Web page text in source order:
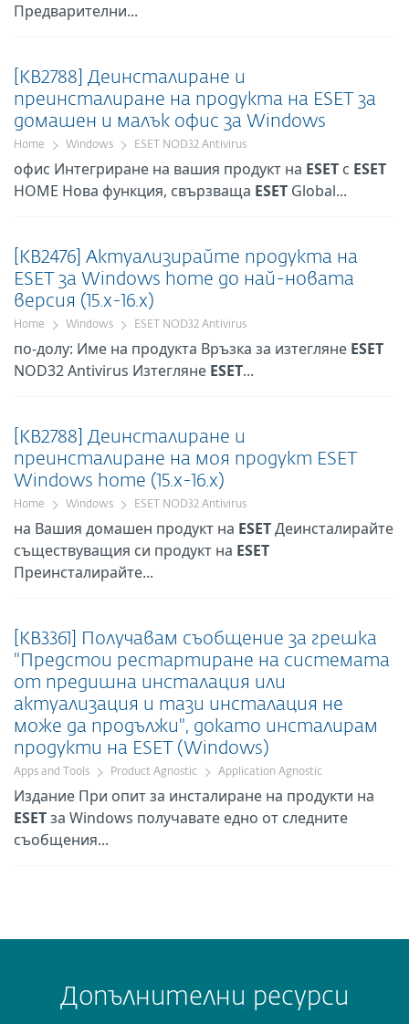
Предварителни...
[KB2788] Деинсталиране и
преинсталиране на продукта на ESET за
домашен и малък офис за Windows
Home Windows ESET NOD32 Antivirus
офис Интегриране на вашия продукт на ESET с ESET
HOME Нова функция, свързваща ESET Global...
[KB2476] Актуализирайте продукта на
ESET за Windows home до най-новата
версия (15.x-16.x)
Home Windows ESET NOD32 Antivirus
по-долу: Име на продукта Връзка за изтегляне ESET
NOD32 Antivirus Изтегляне ESET...
[KB2788] Деинсталиране и
преинсталиране на моя продукт ESET
Windows home (15.x-16.x)
Home Windows ESET NOD32 Antivirus
на Вашия домашен продукт на ESETДеинсталирайте
съществуващия си продукт на ESET
Преинсталирайте...
[KB3361] Получавам съобщение за грешка
"Предстои рестартиране на системата
от предишна инсталация или
актуализация и тази инсталация не
може да продължи", докато инсталирам
продукти на ESET (Windows)
Apps and Tools Product Agnostic Application Agnostic
Издание При опит за инсталиране на продукти на
ESETза Windows получавате едно от следните
съобщения...
Допълнителни ресурси